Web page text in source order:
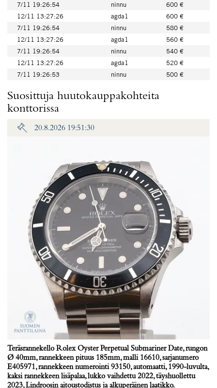
7/11 19:26:54
ninnu
600 €
12/11 13:27:26
agda1
600 €
7/11 19:26:54
ninnu
580 €
12/11 13:27:26
agda1
560 €
7/11 19:26:54
ninnu
540 €
12/11 13:27:26
agda1
520 €
7/11 19:26:53
ninnu 500 €
Suosittuja huutokauppakohteita
konttorissa
20.8.2026 19:51:30
Teräsrannekello Rolex Oyster Perpetual Submariner Date, rungon
Ø 40mm, rannekkeen pituus 185mm, malli 16610, sarjanumero
E405971, rannekkeen numerointi 93150, automaatti, 1990-luvulta,
kaksi rannekkeen lisäpalaa, lukko vaihdettu 2022, täyshuollettu
2023, Lindroosin aitoustodistus ja alkuperäinen laatikko.